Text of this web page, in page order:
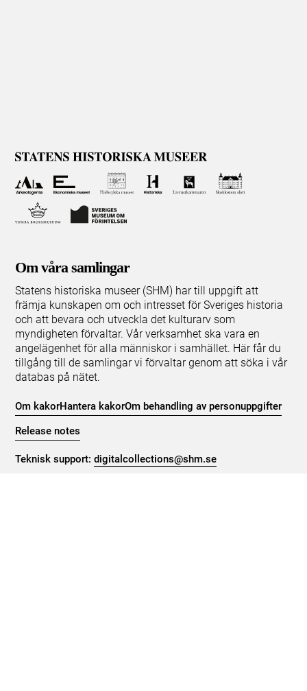
Om våra samlingar
Statens historiska museer (SHM) har till uppgift att
främja kunskapen om och intresset för Sveriges historia
och att bevara och utveckla det kulturarv som
myndigheten förvaltar. Vår verksamhet ska vara en
angelägenhet för alla människor i samhället. Här får du
tillgång till de samlingar vi förvaltar genom att söka i vår
databas på nätet.
Om kakorHantera kakorOm behandling av personuppgifter
Release notes
Teknisk support:digitalcollections@shm.se